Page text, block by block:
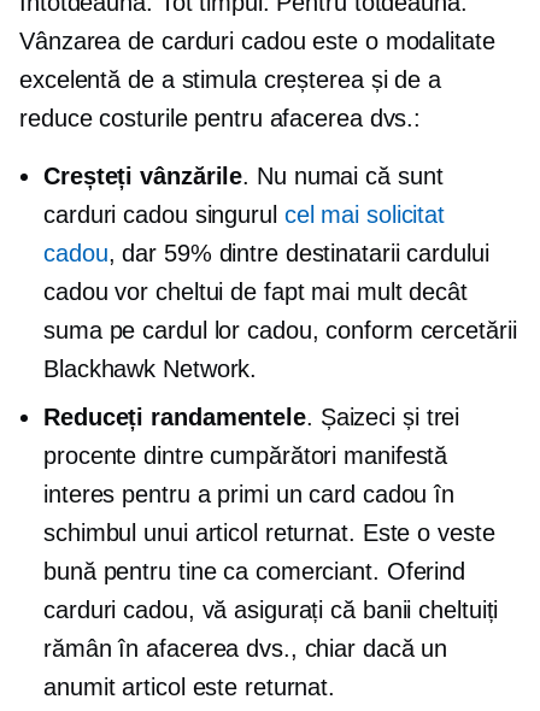
Vânzarea de carduri cadou este o modalitate
excelentă de a stimula creșterea și de a
reduce costurile pentru afacerea dvs.:
Creșteți vânzările. Nu numai că sunt
carduri cadou singurul cel mai solicitat
cadou, dar 59% dintre destinatarii cardului
cadou vor cheltui de fapt mai mult decât
suma pe cardul lor cadou, conform cercetării
Blackhawk Network.
Reduceți randamentele. Șaizeci și trei
procente dintre cumpărători manifestă
interes pentru a primi un card cadou în
schimbul unui articol returnat. Este o veste
bună pentru tine ca comerciant. Oferind
carduri cadou, vă asigurați că banii cheltuiți
rămân în afacerea dvs., chiar dacă un
anumit articol este returnat.